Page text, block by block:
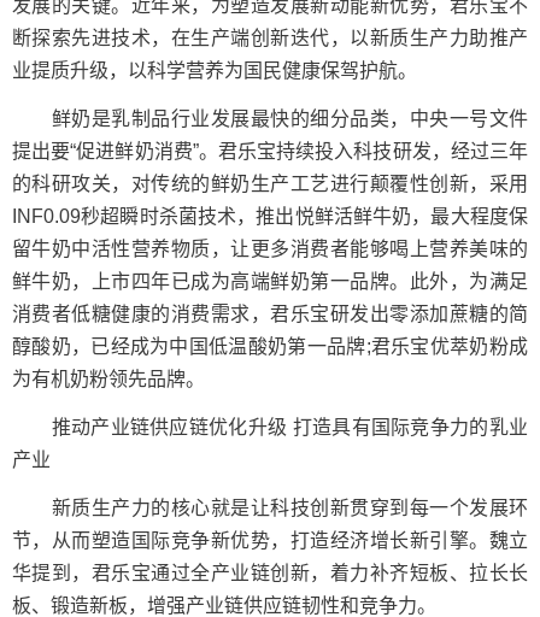
发展的关键。近年来，为塑造发展新动能新优势，君乐宝不
断探索先进技术，在生产端创新迭代，以新质生产力助推产
业提质升级，以科学营养为国民健康保驾护航。
鲜奶是乳制品行业发展最快的细分品类，中央一号文件
提出要“促进鲜奶消费”。君乐宝持续投入科技研发，经过三年
的科研攻关，对传统的鲜奶生产工艺进行颠覆性创新，采用
INF0.09秒超瞬时杀菌技术，推出悦鲜活鲜牛奶，最大程度保
留牛奶中活性营养物质，让更多消费者能够喝上营养美味的
鲜牛奶，上市四年已成为高端鲜奶第一品牌。此外，为满足
消费者低糖健康的消费需求，君乐宝研发出零添加蔗糖的简
醇酸奶，已经成为中国低温酸奶第一品牌;君乐宝优萃奶粉成
为有机奶粉领先品牌。
推动产业链供应链优化升级 打造具有国际竞争力的乳业
产业
新质生产力的核心就是让科技创新贯穿到每一个发展环
节，从而塑造国际竞争新优势，打造经济增长新引擎。魏立
华提到，君乐宝通过全产业链创新，着力补齐短板、拉长长
板、锻造新板，增强产业链供应链韧性和竞争力。